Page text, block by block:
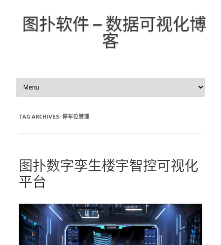
图扑软件 – 数据可视化博
客
Skip to content
TAG ARCHIVES: 停车位管理
图扑数字孪生楼宇智控可视化
平台